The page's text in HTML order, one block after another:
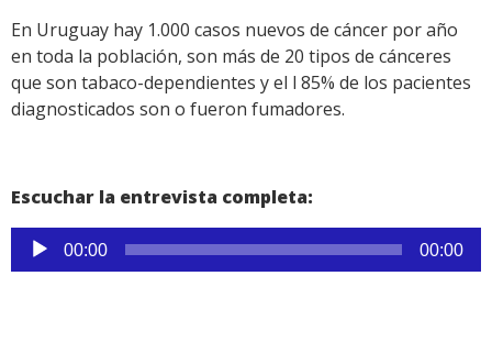
En Uruguay hay 1.000 casos nuevos de cáncer por año
en toda la población, son más de 20 tipos de cánceres
que son tabaco-dependientes y el l 85% de los pacientes
diagnosticados son o fueron fumadores.
Escuchar la entrevista completa:
Reproductor
de
00:00 00:00